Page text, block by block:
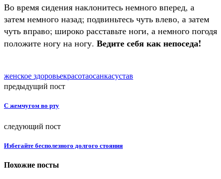
Во время сидения наклонитесь немного вперед, а
затем немного назад; подвиньтесь чуть влево, а затем
чуть вправо; широко расставьте ноги, а немного погодя
положите ногу на ногу. Ведите себя как непоседа!
женское здоровьекрасотаосанкасустав
предыдущий пост
С жемчугом во рту
следующий пост
Избегайте бесполезного долгого стояния
Похожие посты